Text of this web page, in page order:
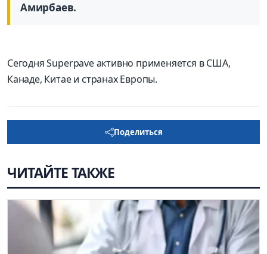
Амирбаев.
Сегодня Superpave активно применяется в США,
Канаде, Китае и странах Европы.
Поделиться
ЧИТАЙТЕ ТАКЖЕ